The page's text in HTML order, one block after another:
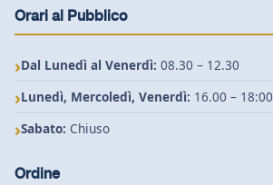
Orari al Pubblico
Dal Lunedì al Venerdì: 08.30 – 12.30
Lunedì, Mercoledì, Venerdì: 16.00 – 18:00
Sabato: Chiuso
Ordine